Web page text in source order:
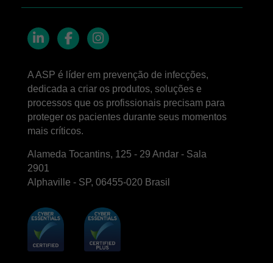
A ASP é líder em prevenção de infecções,
dedicada a criar os produtos, soluções e
processos que os profissionais precisam para
proteger os pacientes durante seus momentos
mais críticos.
Alameda Tocantins, 125 - 29 Andar - Sala
2901
Alphaville - SP, 06455-020 Brasil